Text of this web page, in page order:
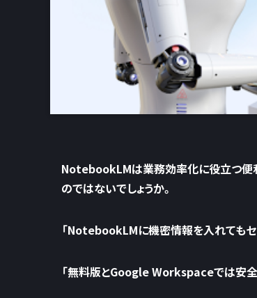
NotebookLMは業務効率化に役立つ便
のではないでしょうか。
「NotebookLMに機密情報を入れてもセ
「無料版とGoogle Workspaceでは安全